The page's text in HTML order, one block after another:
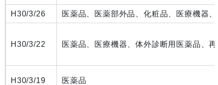
H30/3/26 医薬品、医薬部外品、化粧品、医療機器
H30/3/22 医薬品、医療機器、体外診断用医薬品、
H30/3/19 医薬品